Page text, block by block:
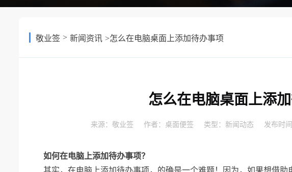
敬业签 > 新闻资讯 >怎么在电脑桌面上添加待办事项
怎么在电脑桌面上添
来源： 敬业签 作者： 桌面便签 类型： 新闻动态 发布时
如何在电脑上添加待办事项？
其实，在电脑上添加待办事项，的确是一个难题！因为，如果想借